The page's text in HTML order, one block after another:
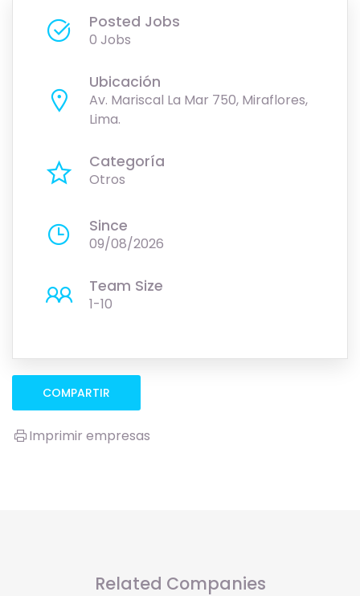
Posted Jobs
0 Jobs
Ubicación
Av. Mariscal La Mar 750, Miraflores,
Lima.
Categoría
Otros
Since
09/08/2026
Team Size
1-10
COMPARTIR
Imprimir empresas
Related Companies